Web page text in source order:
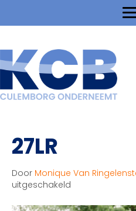
27LR
Door Monique Van
uitgeschakeld